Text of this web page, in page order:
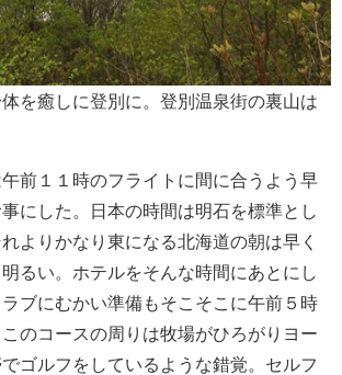
を癒しに登別に。登別温泉街の裏山は
前１１時のフライトに間に合うよう早
にした。日本の時間は明石を標準とし
よりかなり東になる北海道の朝は早く
るい。ホテルをそんな時間にあとにし
ブにむかい準備もそこそこに午前５時
のコースの周りは牧場がひろがりヨー
ゴルフをしているような錯覚。セルフ